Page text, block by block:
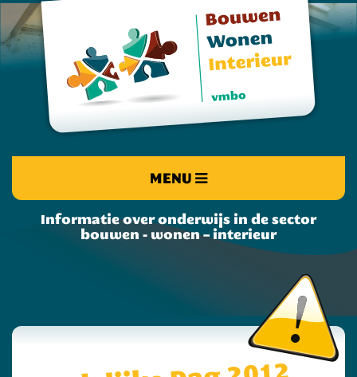
MENU
Informatie over onderwijs in de sector
bouwen - wonen – interieur